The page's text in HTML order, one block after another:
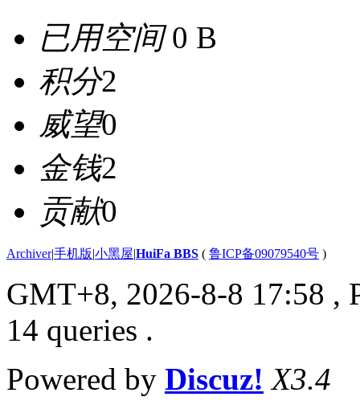
已用空间0 B
积分2
威望0
金钱2
贡献0
Archiver|手机版|小黑屋|HuiFa BBS ( 鲁ICP备09079540号 )
GMT+8, 2026-8-8 17:58 ,
14 queries .
Powered by Discuz! X3.4